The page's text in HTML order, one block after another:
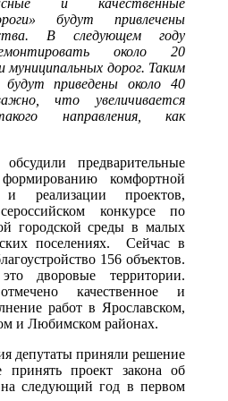
будут привлечены
В следующем году
около 20
муниципальных дорог. Таким
будут приведены около 40
что увеличивается
направления, как
предварительные
комфортной
реализации проектов,
конкурсе по
городской среды в малых
поселениях. Сейчас в
156 объектов.
дворовые территории.
качественное и
работ в Ярославском,
и Любимском районах.
депутаты приняли решение
принять проект закона об
следующий год в первом